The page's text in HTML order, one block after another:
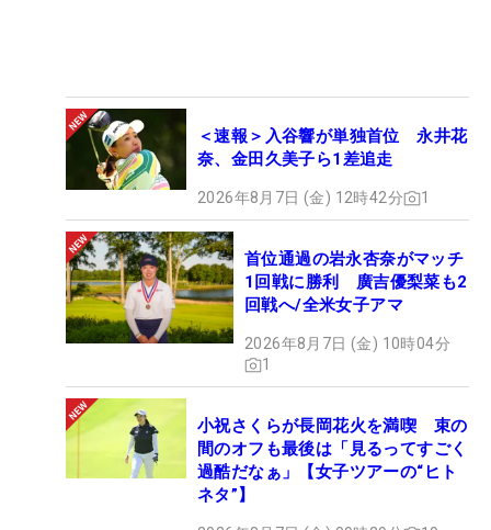
＜速報＞入谷響が単独首位 永井花
奈、金田久美子ら1差追走
2026年8月7日 (金) 12時42分 1
首位通過の岩永杏奈がマッチ
1回戦に勝利 廣吉優梨菜も2
回戦へ/全米女子アマ
2026年8月7日 (金) 10時04分
1
小祝さくらが長岡花火を満喫 束の
間のオフも最後は「見るってすごく
過酷だなぁ」【女子ツアーの“ヒト
ネタ”】